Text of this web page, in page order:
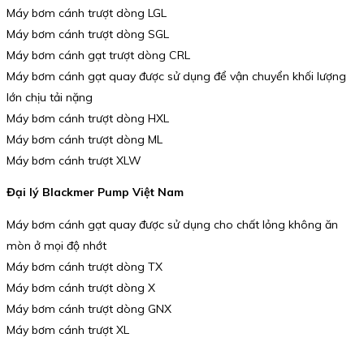
Máy bơm cánh trượt dòng LGL
Máy bơm cánh trượt dòng SGL
Máy bơm cánh gạt trượt dòng CRL
Máy bơm cánh gạt quay được sử dụng để vận chuyển khối lượng
lớn chịu tải nặng
Máy bơm cánh trượt dòng HXL
Máy bơm cánh trượt dòng ML
Máy bơm cánh trượt XLW
Đại lý Blackmer Pump Việt Nam
Máy bơm cánh gạt quay được sử dụng cho chất lỏng không ăn
mòn ở mọi độ nhớt
Máy bơm cánh trượt dòng TX
Máy bơm cánh trượt dòng X
Máy bơm cánh trượt dòng GNX
Máy bơm cánh trượt XL